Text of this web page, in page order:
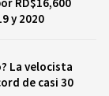
RD$16,600
y 2020
La velocista
de casi 30